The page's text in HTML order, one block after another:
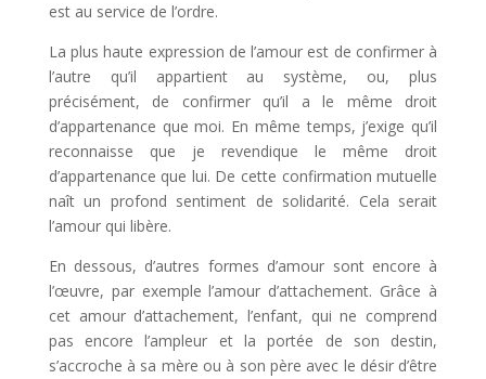
est au service de l’ordre.
La plus haute expression de l’amour est de confirmer à
l’autre qu’il appartient au système, ou, plus
précisément, de confirmer qu’il a le même droit
d’appartenance que moi. En même temps, j’exige qu’il
reconnaisse que je revendique le même droit
d’appartenance que lui. De cette confirmation mutuelle
naît un profond sentiment de solidarité. Cela serait
l’amour qui libère.
En dessous, d’autres formes d’amour sont encore à
l’œuvre, par exemple l’amour d’attachement. Grâce à
cet amour d’attachement, l’enfant, qui ne comprend
pas encore l’ampleur et la portée de son destin,
s’accroche à sa mère ou à son père avec le désir d’être